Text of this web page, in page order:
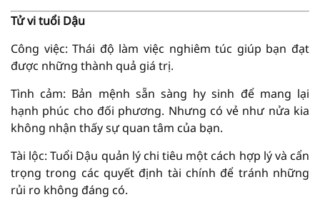
Tử vi tuổi Dậu
Công việc: Thái độ làm việc nghiêm túc giúp bạn đạt
được những thành quả giá trị.
Tình cảm: Bản mệnh sẵn sàng hy sinh để mang lại
hạnh phúc cho đối phương. Nhưng có vẻ như nửa kia
không nhận thấy sự quan tâm của bạn.
Tài lộc: Tuổi Dậu quản lý chi tiêu một cách hợp lý và cẩn
trọng trong các quyết định tài chính để tránh những
rủi ro không đáng có.